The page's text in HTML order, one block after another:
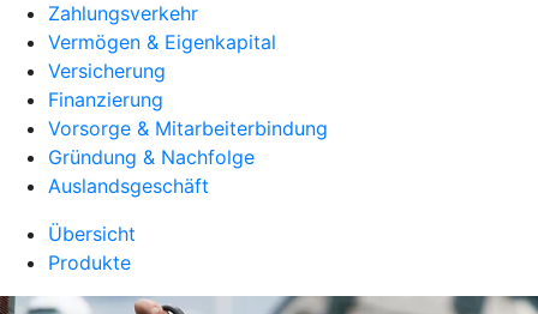
Zahlungsverkehr
Vermögen & Eigenkapital
Versicherung
Finanzierung
Vorsorge & Mitarbeiterbindung
Gründung & Nachfolge
Auslandsgeschäft
Übersicht
Produkte